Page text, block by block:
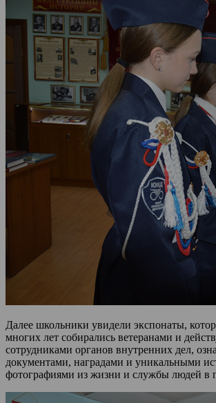
Далее школьники увидели экспонаты,
многих лет собирались ветеранами и
сотрудниками органов внутренних дел,
документами, наградами и уникальными
фотографиями из жизни и службы людей в